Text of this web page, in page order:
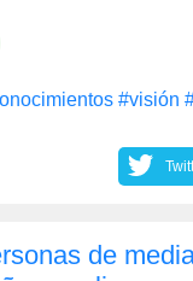
#visión
de